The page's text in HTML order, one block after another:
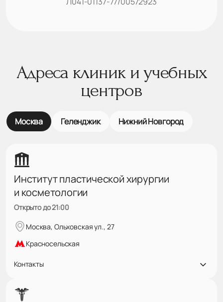
Адреса клиник и учебных
центров
Москва Геленджик Нижний Новгород
Институт пластической хирургии
и косметологии
Открыто до 21:00
Москва, Ольховская ул., 27
Красносельская
Контакты